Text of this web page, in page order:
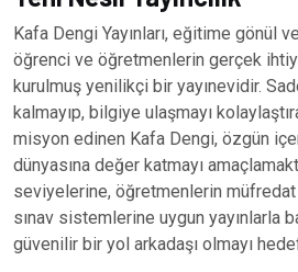
Kafa Dengi Yayınları, eğitime gönül
öğrenci ve öğretmenlerin gerçek
kurulmuş yenilikçi bir yayınevidir.
kalmayıp, bilgiye ulaşmayı
misyon edinen Kafa Dengi, özgün
dünyasına değer katmayı
seviyelerine, öğretmenlerin
sınav sistemlerine uygun yayınlarla
güvenilir bir yol arkadaşı olmayı